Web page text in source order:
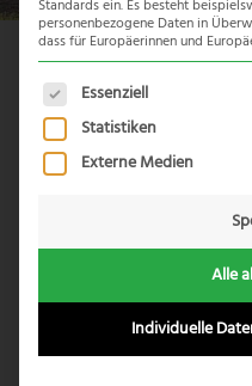
Standards ein. Es besteht
personenbezogene Daten in
dass für Europäerinnen und
Es folgt eine Liste der
Essenziell
Statistiken
Externe Medien
Alle
Individuelle